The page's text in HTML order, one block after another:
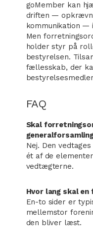
goMember kan
driften —
kommunikation —
Men
holder styr på
bestyrelsen.
fællesskab, der
FAQ
Skal
Nej. Den
ét af de
vedtægterne.
Hvor lang skal
En-to sider er
mellemstor
den bliver læst.